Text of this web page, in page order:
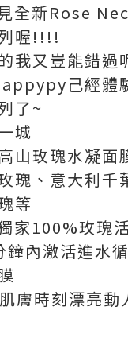
全新Rose
喔!!!!
我又豈能錯過
己經體
了~
城
山玫瑰水凝面
瑰、意大利千
等
家100%玫瑰
鐘內激活進水
膚時刻漂亮動